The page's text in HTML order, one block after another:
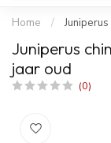
Home /
Juniperus
jaar oud
(0)